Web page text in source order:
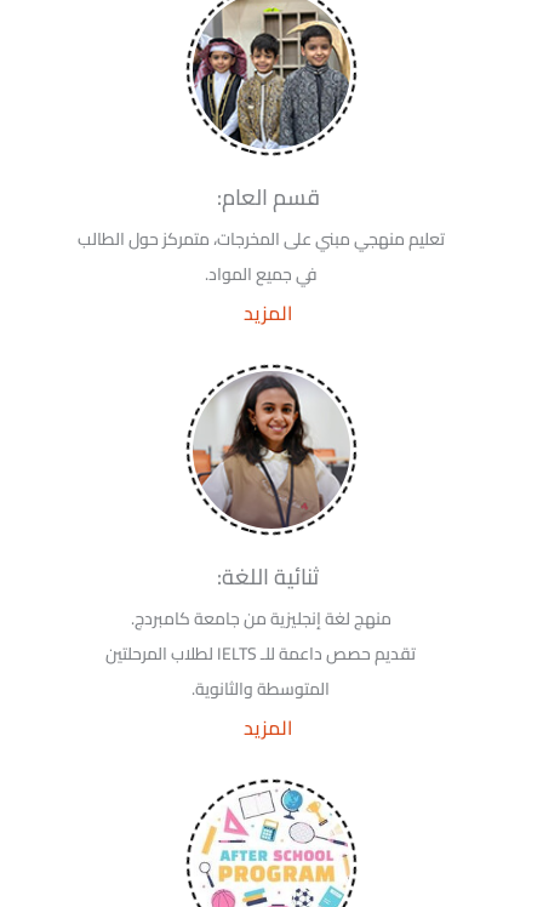
قسم العام:
تعليم منهجي مبني على المخرجات، متمركز حول الطالب
في جميع المواد.
المزيد
ثنائية اللغة:
منهج لغة إنجليزية من جامعة كامبردج.
تقديم حصص داعمة للـ IELTS لطلاب المرحلتين
المتوسطة والثانوية.
المزيد